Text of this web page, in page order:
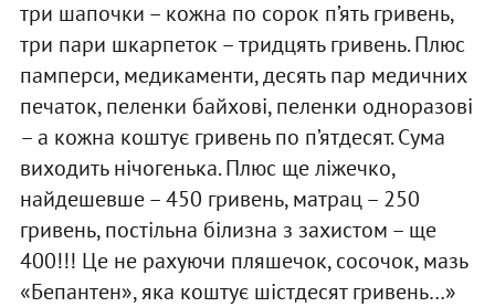
три шапочки – кожна по сорок п’ять гривень,
три пари шкарпеток – тридцять гривень. Плюс
памперси, медикаменти, десять пар медичних
печаток, пеленки байхові, пеленки одноразові
– а кожна коштує гривень по п’ятдесят. Сума
виходить нічогенька. Плюс ще ліжечко,
найдешевше – 450 гривень, матрац – 250
гривень, постільна білизна з захистом – ще
400!!! Це не рахуючи пляшечок, сосочок, мазь
«Бепантен», яка коштує шістдесят гривень…»